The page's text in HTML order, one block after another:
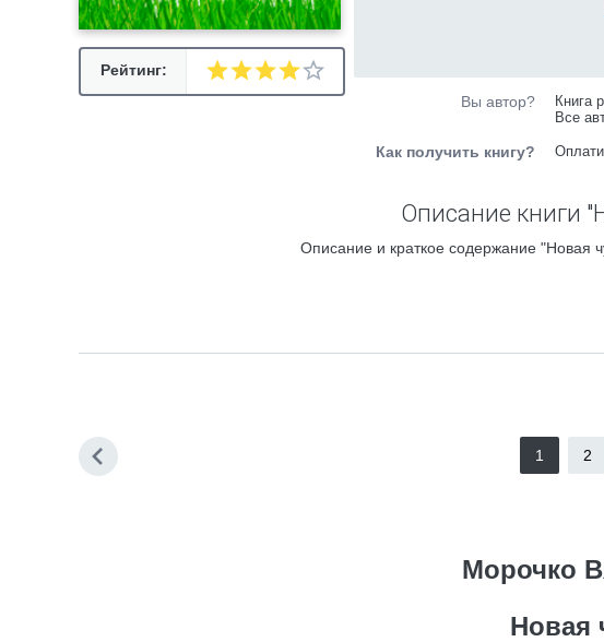
Рейтинг:
Вы автор?
Книга
Все
Как получить книгу?
Описание книги
Описание и краткое содержание "Новая
1 2
Морочко
Новая